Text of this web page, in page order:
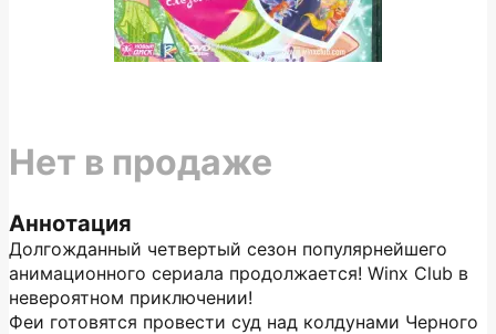
Аннотация
Долгожданный четвертый сезон популярнейшего
анимационного сериала продолжается! Winx Club в
невероятном приключении!
Феи готовятся провести суд над колдунами Черного
Нет в продаже